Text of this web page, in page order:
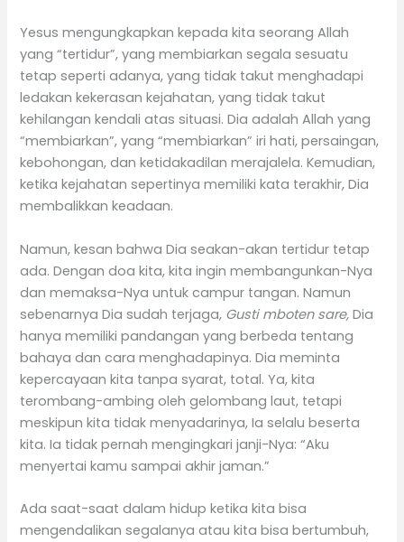
Yesus mengungkapkan kepada kita seorang Allah
yang “tertidur”, yang membiarkan segala sesuatu
tetap seperti adanya, yang tidak takut menghadapi
ledakan kekerasan kejahatan, yang tidak takut
kehilangan kendali atas situasi. Dia adalah Allah yang
“membiarkan”, yang “membiarkan” iri hati, persaingan,
kebohongan, dan ketidakadilan merajalela. Kemudian,
ketika kejahatan sepertinya memiliki kata terakhir, Dia
membalikkan keadaan.
Namun, kesan bahwa Dia seakan-akan tertidur tetap
ada. Dengan doa kita, kita ingin membangunkan-Nya
dan memaksa-Nya untuk campur tangan. Namun
sebenarnya Dia sudah terjaga, Gusti mboten sare, Dia
hanya memiliki pandangan yang berbeda tentang
bahaya dan cara menghadapinya. Dia meminta
kepercayaan kita tanpa syarat, total. Ya, kita
terombang-ambing oleh gelombang laut, tetapi
meskipun kita tidak menyadarinya, Ia selalu beserta
kita. Ia tidak pernah mengingkari janji-Nya: “Aku
menyertai kamu sampai akhir jaman.”
Ada saat-saat dalam hidup ketika kita bisa
mengendalikan segalanya atau kita bisa bertumbuh,